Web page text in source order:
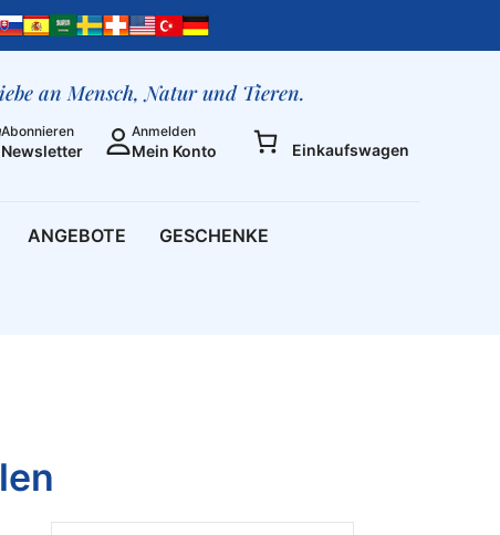
an Mensch, Natur und Tieren.
Abonnieren
Newsletter
Anmelden
Mein Konto Einkaufswagen
ANGEBOTE GESCHENKE